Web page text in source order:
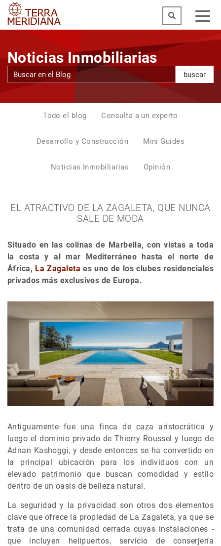
Noticias Inmobiliarias
buscar
Todo el blog Consulta a un experto
Desarrollo y Construcción Mini Guides
Noticias Inmobiliarias Opinión
EL ATRACTIVO DE LA ZAGALETA, QUE NUNCA
SALE DE MODA
Situado en las colinas de Marbella, con vistas a toda
la costa y al mar Mediterráneo hasta el norte de
África, La Zagaleta es uno de los clubes residenciales
privados más exclusivos de Europa.
Antiguamente fue una finca de caza aristocrática y
luego el dominio privado de Thierry Roussel y luego de
Adnan Kashoggi, y desde entonces se ha convertido en
la principal ubicación para los individuos con un
elevado patrimonio que buscan comodidad y estilo
dentro de un oasis de belleza natural.
La seguridad y la privacidad son otros dos elementos
clave que ofrece la propiedad de La Zagaleta, ya que se
trata de una comunidad cerrada cuyas instalaciones -
que incluyen helipuertos, servicio de conserjería